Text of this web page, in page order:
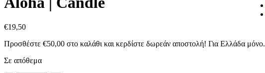
€19,50
Προσθέστε €50,00 στο καλάθι και κερδίστε δωρεάν αποστολή! Για Ελλάδα μόνο.
Σε απόθεμα